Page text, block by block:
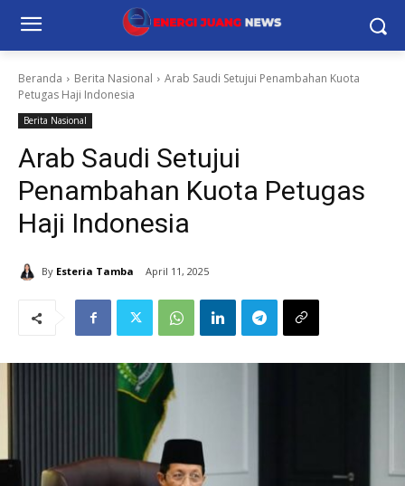
Beranda Berita Nasional
Arab Saudi Setujui Penambahan Kuota
Petugas Haji Indonesia
Berita Nasional
Arab Saudi Setujui
Penambahan Kuota Petugas
Haji Indonesia
By Esteria Tamba April 11, 2025